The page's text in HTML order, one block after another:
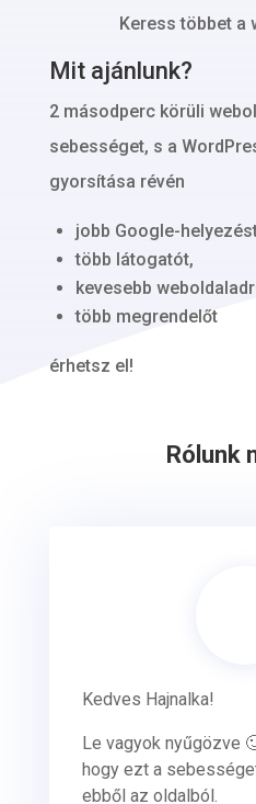
Keress többet a
Mit ajánlunk?
2 másodperc körüli
sebességet, s a
gyorsítása révén
jobb Google-
több látogatót,
kevesebb
több megrendelőt
érhetsz el!
Rólunk
Kedves Hajnalka!
Le vagyok nyűgözve
hogy ezt a
ebből az oldalból.